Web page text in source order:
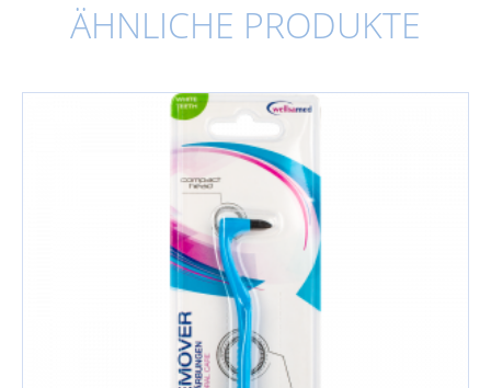
ÄHNLICHE PRODUKTE